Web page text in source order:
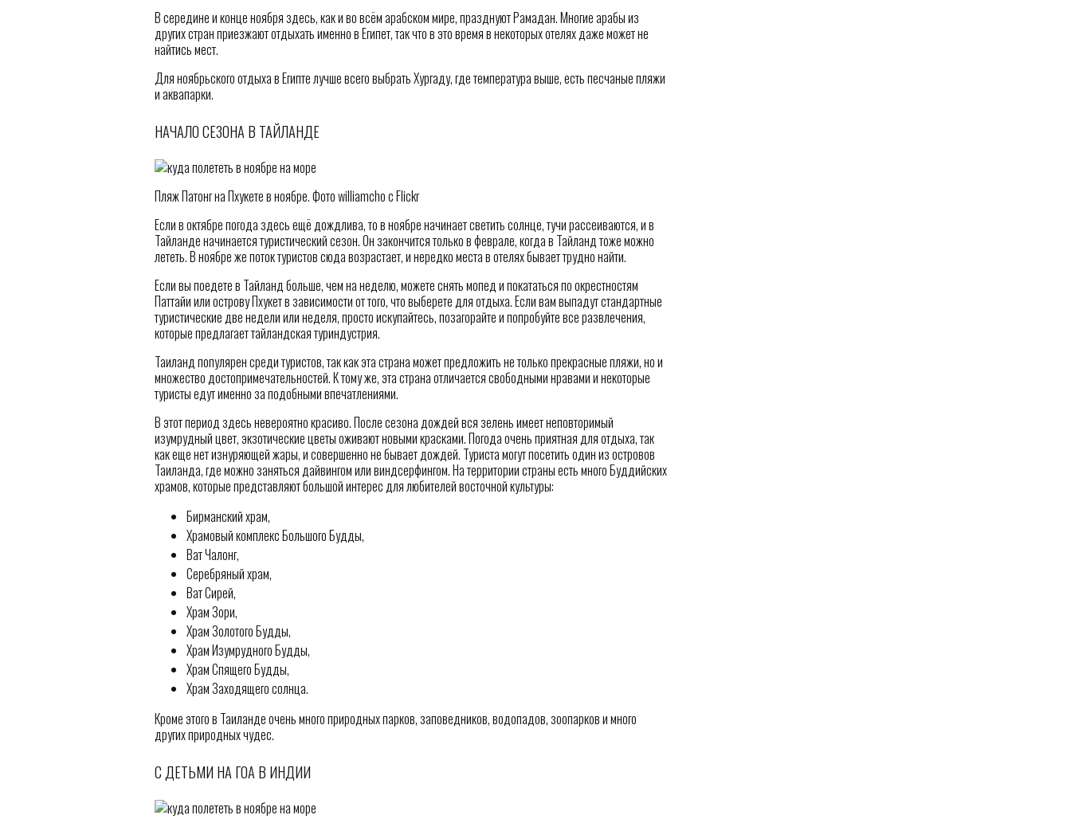
В середине и конце ноября здесь, как и во всём арабском мире, празднуют Рамадан. Многие арабы из
других стран приезжают отдыхать именно в Египет, так что в это время в некоторых отелях даже может не
найтись мест.
Для ноябрьского отдыха в Египте лучше всего выбрать Хургаду, где температура выше, есть песчаные пляжи
и аквапарки.
НАЧАЛО СЕЗОНА В ТАЙЛАНДЕ
Пляж Патонг на Пхукете в ноябре. Фото williamcho с Flickr
Если в октябре погода здесь ещё дождлива, то в ноябре начинает светить солнце, тучи рассеиваются, и в
Тайланде начинается туристический сезон. Он закончится только в феврале, когда в Тайланд тоже можно
лететь. В ноябре же поток туристов сюда возрастает, и нередко места в отелях бывает трудно найти.
Если вы поедете в Тайланд больше, чем на неделю, можете снять мопед и покататься по окрестностям
Паттайи или острову Пхукет в зависимости от того, что выберете для отдыха. Если вам выпадут стандартные
туристические две недели или неделя, просто искупайтесь, позагорайте и попробуйте все развлечения,
которые предлагает тайландская туриндустрия.
Таиланд популярен среди туристов, так как эта страна может предложить не только прекрасные пляжи, но и
множество достопримечательностей. К тому же, эта страна отличается свободными нравами и некоторые
туристы едут именно за подобными впечатлениями.
В этот период здесь невероятно красиво. После сезона дождей вся зелень имеет неповторимый
изумрудный цвет, экзотические цветы оживают новыми красками. Погода очень приятная для отдыха, так
как еще нет изнуряющей жары, и совершенно не бывает дождей. Туриста могут посетить один из островов
Таиланда, где можно заняться дайвингом или виндсерфингом. На территории страны есть много Буддийских
храмов, которые представляют большой интерес для любителей восточной культуры:
Бирманский храм,
Храмовый комплекс Большого Будды,
Ват Чалонг,
Серебряный храм,
Ват Сирей,
Храм Зори,
Храм Золотого Будды,
Храм Изумрудного Будды,
Храм Спящего Будды,
Храм Заходящего солнца.
Кроме этого в Таиланде очень много природных парков, заповедников, водопадов, зоопарков и много
других природных чудес.
С ДЕТЬМИ НА ГОА В ИНДИИ